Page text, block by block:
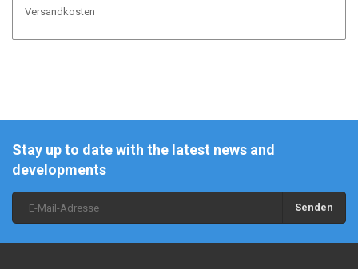
Versandkosten
Stay up to date with the latest news and
developments
Senden